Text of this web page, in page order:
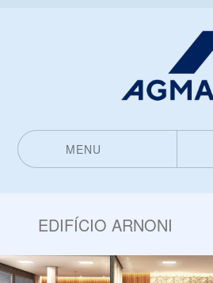
MENU
EDIFÍCIO ARNONI